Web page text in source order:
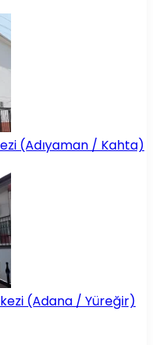
(Adıyaman / Kahta)
(Adana / Yüreğir)